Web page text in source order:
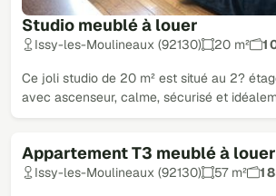
Studio meublé à louer
Issy-les-Moulineaux (92130) 20 m² 1
Ce joli studio de 20 m² est situé au 2?
avec ascenseur, calme, sécurisé et
Appartement T3 meublé à louer
Issy-les-Moulineaux (92130) 57 m² 1